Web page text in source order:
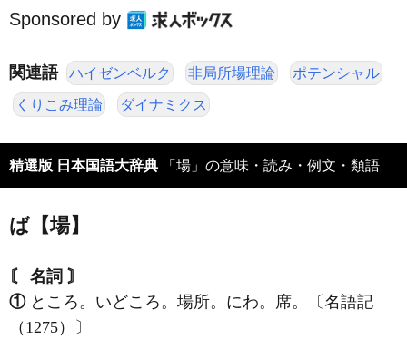
Sponsored by
関連語 ハイゼンベルク 非局所場理論 ポテンシャル
くりこみ理論 ダイナミクス
精選版 日本国語大辞典 「場」の意味・読み・例文・類語
ば【場】
〘 名詞 〙
①ところ。いどころ。場所。にわ。席。〔名語記
（1275）〕